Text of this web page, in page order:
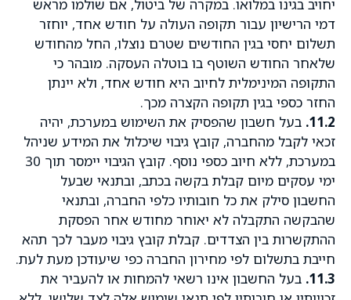
יחויב בגינו במלואו. במקרה של ביטול, אם שולמו מראש
דמי הרישיון עבור תקופה העולה על חודש אחד, יוחזר
תשלום יחסי בגין החודשים שטרם נוצלו, החל מהחודש
שלאחר החודש השוטף בו בוטלה העסקה. מובהר כי
התקופה המינימלית לחיוב היא חודש אחד, ולא יינתן
החזר כספי בגין תקופה הקצרה מכך.
11.2. בעל חשבון שהפסיק את השימוש במערכת, יהיה
זכאי לקבל מהחברה, קובץ גיבוי שיכלול את המידע שניהל
במערכת, ללא חיוב כספי נוסף. קובץ הגיבוי יימסר תוך 30
ימי עסקים מיום קבלת בקשה בכתב, ובתנאי שבעל
החשבון סילק את כל חובותיו כלפי החברה, ובתנאי
שהבקשה התקבלה לא יאוחר מחודש אחר הפסקת
ההתקשרות בין הצדדים. קבלת קובץ גיבוי מעבר לכך תהא
חייבת בתשלום לפי מחירון החברה כפי שיעודכן מעת לעת.
11.3. בעל החשבון אינו רשאי להמחות או להעביר את